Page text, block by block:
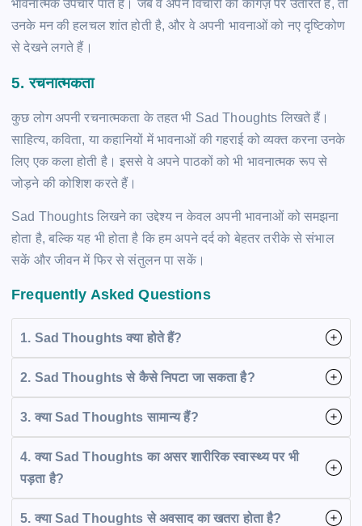
भावनात्मक उपचार पाते हैं। जब वे अपने विचारों को कागज़ पर उतारते हैं, तो
उनके मन की हलचल शांत होती है, और वे अपनी भावनाओं को नए दृष्टिकोण
से देखने लगते हैं।
5.रचनात्मकता
कुछ लोग अपनी रचनात्मकता के तहत भी Sad Thoughts लिखते हैं।
साहित्य, कविता, या कहानियों में भावनाओं की गहराई को व्यक्त करना उनके
लिए एक कला होती है। इससे वे अपने पाठकों को भी भावनात्मक रूप से
जोड़ने की कोशिश करते हैं।
Sad Thoughts लिखने का उद्देश्य न केवल अपनी भावनाओं को समझना
होता है, बल्कि यह भी होता है कि हम अपने दर्द को बेहतर तरीके से संभाल
सकें और जीवन में फिर से संतुलन पा सकें।
Frequently Asked Questions
1. Sad Thoughts क्या होते हैं?
2. Sad Thoughts से कैसे निपटा जा सकता है?
3. क्या Sad Thoughts सामान्य हैं?
4. क्या Sad Thoughts का असर शारीरिक स्वास्थ्य पर भी
पड़ता है?
5. क्या Sad Thoughts से अवसाद का खतरा होता है?